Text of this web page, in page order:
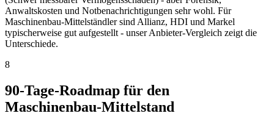
Anwaltskosten und Notbenachrichtigungen sehr wohl. Für
Maschinenbau-Mittelständler sind Allianz, HDI und Markel
typischerweise gut aufgestellt - unser Anbieter-Vergleich zeigt die
Unterschiede.
8
90-Tage-Roadmap für den
Maschinenbau-Mittelstand